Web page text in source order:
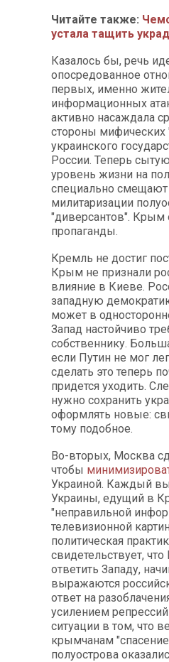
Читайте также:
устала тащить
Казалось бы, речь
опосредованное
первых, именно
информационных
активно насаждала
стороны мифических
украинского
России. Теперь
уровень жизни на
специально смещают
милитаризации
"диверсантов". Крым
пропаганды.
Кремль не достиг
Крым не признали
влияние в Киеве.
западную
может в
Запад настойчиво
собственнику.
если Путин не мог
сделать это теперь
придется уходить.
нужно сохранить
оформлять новые:
тому подобное.
Во-вторых, Москва
чтобы
Украиной. Каждый
Украины, едущий в
"неправильной
телевизионной
политическая
свидетельствует,
ответить Западу,
выражаются
ответ на
усилением
ситуации в том, что
крымчанам
полуострова